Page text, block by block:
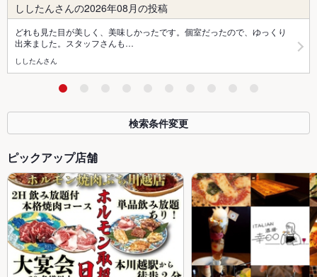
ししたんさんの2026年08月の投稿
どれも見た目が美しく、美味しかったです。個室だったので、ゆっくり
出来ました。スタッフさんも…
ししたんさん
検索条件変更
ピックアップ店舗